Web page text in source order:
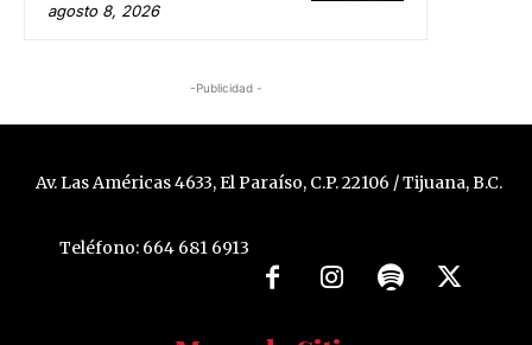
agosto 8, 2026
-Publicidad -
Av. Las Américas 4633, El Paraíso, C.P. 22106 / Tijuana, B.C.
Teléfono: 664 681 6913